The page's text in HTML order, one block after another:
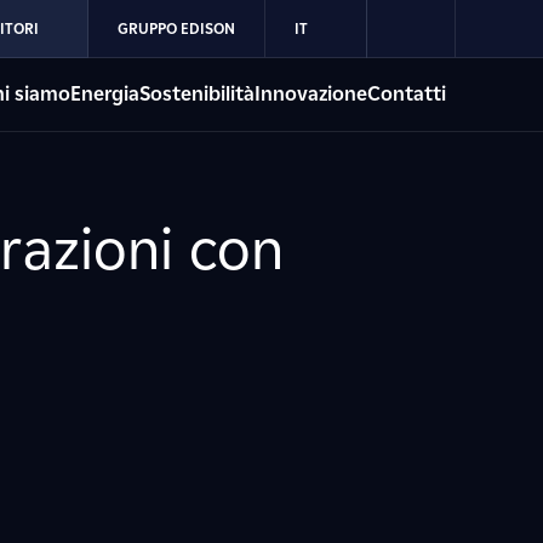
GRUPPO EDISON IT
siamoEnergiaSostenibilitàInnovazioneContatti
con